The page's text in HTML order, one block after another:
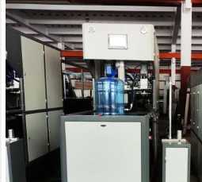
etc. avec une gamme de